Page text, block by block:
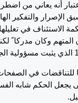
أنه يعاني من
الإصرار والتفكير
الاستئناف في
المتهم وكان مدركا
يجعل الحكم شابه